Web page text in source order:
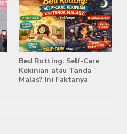
Bed Rotting: Self-Care
Kekinian atau Tanda
Malas? Ini Faktanya